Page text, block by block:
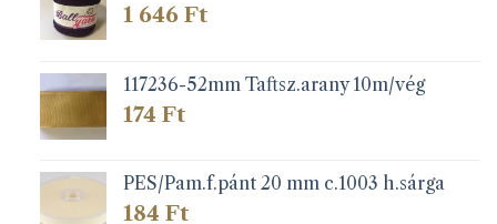
1 646 Ft
117236-52mm Taftsz.arany 10m/vég
174 Ft
PES/Pam.f.pánt 20 mm c.1003 h.sárga
184 Ft